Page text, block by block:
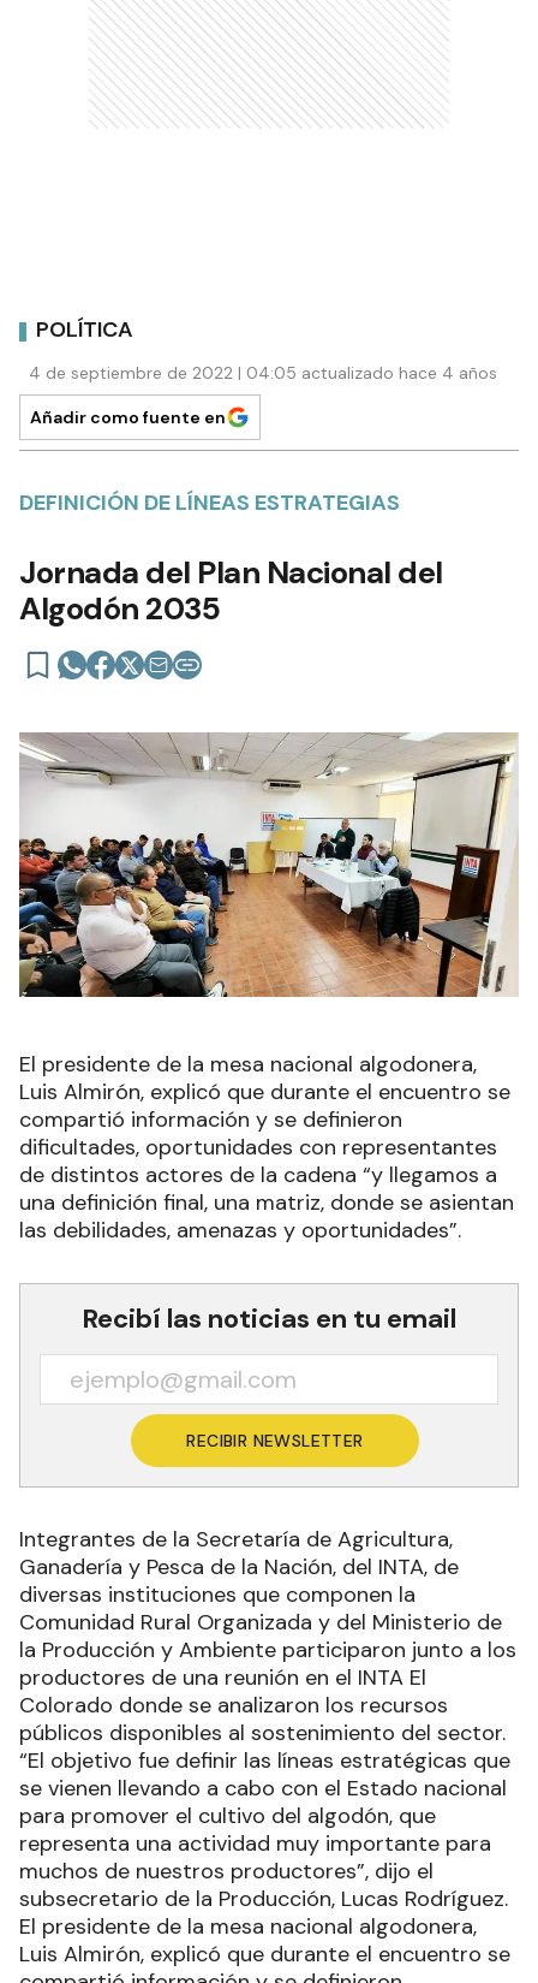
POLÍTICA
4 de septiembre de 2022 | 04:05 actualizado hace 4 años
Añadir como fuente en
DEFINICIÓN DE LÍNEAS ESTRATEGIAS
Jornada del Plan Nacional del
Algodón 2035
El presidente de la mesa nacional algodonera,
Luis Almirón, explicó que durante el encuentro se
compartió información y se definieron
dificultades, oportunidades con representantes
de distintos actores de la cadena “y llegamos a
una definición final, una matriz, donde se asientan
las debilidades, amenazas y oportunidades”.
Recibí las noticias en tu email
RECIBIR NEWSLETTER
Integrantes de la Secretaría de Agricultura,
Ganadería y Pesca de la Nación, del INTA, de
diversas instituciones que componen la
Comunidad Rural Organizada y del Ministerio de
la Producción y Ambiente participaron junto a los
productores de una reunión en el INTA El
Colorado donde se analizaron los recursos
públicos disponibles al sostenimiento del sector.
“El objetivo fue definir las líneas estratégicas que
se vienen llevando a cabo con el Estado nacional
para promover el cultivo del algodón, que
representa una actividad muy importante para
muchos de nuestros productores”, dijo el
subsecretario de la Producción, Lucas Rodríguez.
El presidente de la mesa nacional algodonera,
Luis Almirón, explicó que durante el encuentro se